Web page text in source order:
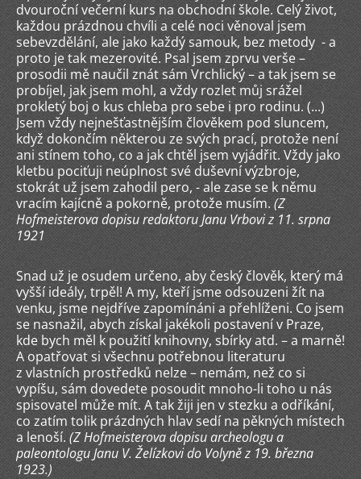
dvouroční večerní kurs na obchodní škole. Celý život,
každou prázdnou chvíli a celé noci věnoval jsem
sebevzdělání, ale jako každý samouk, bez metody - a
proto je tak mezerovité. Psal jsem zprvu verše –
prosodii mě naučil znát sám Vrchlický – a tak jsem se
probíjel, jak jsem mohl, a vždy rozlet můj srážel
prokletý boj o kus chleba pro sebe i pro rodinu. (...)
Jsem vždy nejnešťastnějším člověkem pod sluncem,
když dokončím některou ze svých prací, protože není
ani stínem toho, co a jak chtěl jsem vyjádřit. Vždy jako
kletbu pociťuji neúplnost své duševní výzbroje,
stokrát už jsem zahodil pero, - ale zase se k němu
vracím kajícně a pokorně, protože musím. (Z
Hofmeisterova dopisu redaktoru Janu Vrbovi z 11. srpna
1921
Snad už je osudem určeno, aby český člověk, který má
vyšší ideály, trpěl! A my, kteří jsme odsouzeni žít na
venku, jsme nejdříve zapomínáni a přehlíženi. Co jsem
se nasnažil, abych získal jakékoli postavení v Praze,
kde bych měl k použití knihovny, sbírky atd. – a marně!
A opatřovat si všechnu potřebnou literaturu
z vlastních prostředků nelze – nemám, než co si
vypíšu, sám dovedete posoudit mnoho-li toho u nás
spisovatel může mít. A tak žiji jen v stezku a odříkání,
co zatím tolik prázdných hlav sedí na pěkných místech
a lenoší. (Z Hofmeisterova dopisu archeologu a
paleontologu Janu V. Želízkovi do Volyně z 19. března
1923.)